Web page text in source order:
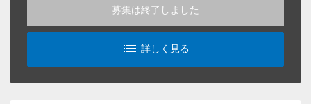
募集は終了しました
list_alt
詳しく見る